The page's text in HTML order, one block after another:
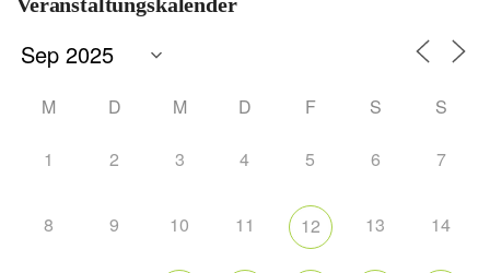
M D M D F S S
1 2 3 4 5 6 7
8 9 10 11 12 13 14